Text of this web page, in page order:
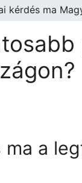
kérdés ma
ma a